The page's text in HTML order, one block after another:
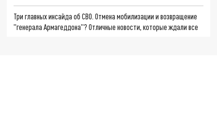
Три главных инсайда об СВО. Отмена мобилизации и возвращение
"генерала Армагеддона"? Отличные новости, которые ждали все